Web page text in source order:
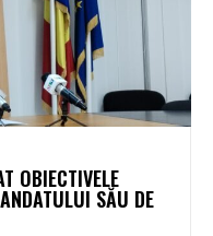
OBIECTIVELE
SĂU DE